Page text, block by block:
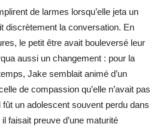
de larmes lorsqu’elle jeta un
discrètement la conversation. En
le petit être avait bouleversé leur
aussi un changement : pour la
Jake semblait animé d’un
de compassion qu’elle n’avait pas
fût un adolescent souvent perdu dans
faisait preuve d’une maturité